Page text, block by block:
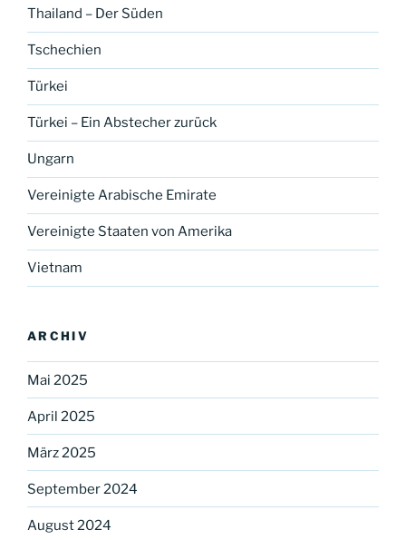
Thailand – Der Süden
Tschechien
Türkei
Türkei – Ein Abstecher zurück
Ungarn
Vereinigte Arabische Emirate
Vereinigte Staaten von Amerika
Vietnam
ARCHIV
Mai 2025
April 2025
März 2025
September 2024
August 2024